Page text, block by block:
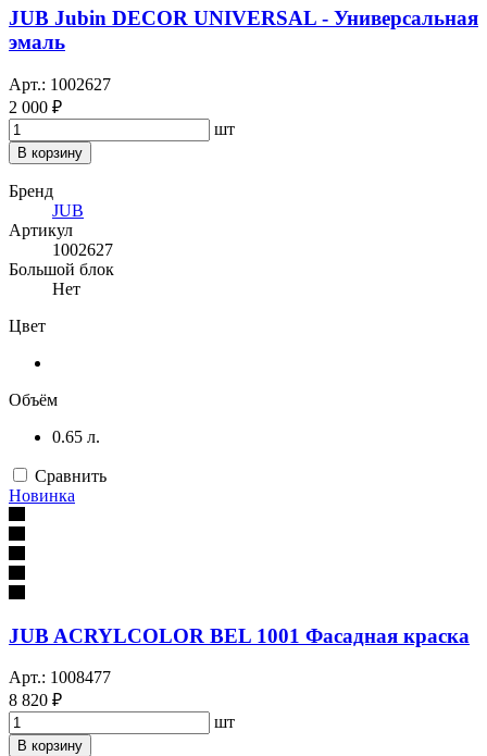
JUB Jubin DECOR UNIVERSAL - Универсальная
эмаль
Арт.: 1002627
2 000 ₽
шт
В корзину
Бренд
JUB
Артикул
1002627
Большой блок
Нет
Цвет
Объём
0.65 л.
Сравнить
Новинка
JUB ACRYLCOLOR BEL 1001 Фасадная краска
Арт.: 1008477
8 820 ₽
шт
В корзину